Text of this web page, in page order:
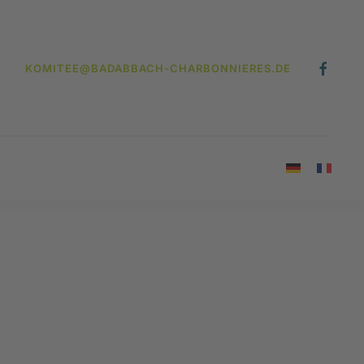
KOMITEE@BADABBACH-CHARBONNIERES.DE